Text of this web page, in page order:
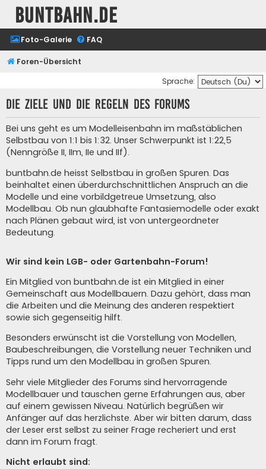
buntbahn.de
Foto-Galerie FAQ
Foren-Übersicht
Sprache:
Die Ziele und die Regeln des Forums
Bei uns geht es um Modelleisenbahn im maßstäblichen
Selbstbau von 1:1 bis 1:32. Unser Schwerpunkt ist 1:22,5
(Nenngröße II, IIm, IIe und IIf).
buntbahn.de heisst Selbstbau in großen Spuren. Das
beinhaltet einen überdurchschnittlichen Anspruch an die
Modelle und eine vorbildgetreue Umsetzung, also
Modellbau. Ob nun glaubhafte Fantasiemodelle oder exakt
nach Plänen gebaut wird, ist von untergeordneter
Bedeutung.
Wir sind kein LGB- oder Gartenbahn-Forum!
Ein Mitglied von buntbahn.de ist ein Mitglied in einer
Gemeinschaft aus Modellbauern. Dazu gehört, dass man
die Arbeiten und die Meinung des anderen respektiert
sowie sich gegenseitig hilft.
Besonders erwünscht ist die Vorstellung von Modellen,
Baubeschreibungen, die Vorstellung neuer Techniken und
Tipps rund um den Modellbau in großen Spuren.
Sehr viele Mitglieder des Forums sind hervorragende
Modellbauer und tauschen gerne Erfahrungen aus, aber
auf einem gewissen Niveau. Natürlich begrüßen wir
Anfänger auf das herzlichste. Aber wir bitten darum, dass
der Leser erst selbst zu seiner Frage recheriert und erst
dann im Forum fragt.
Nicht erlaubt sind: